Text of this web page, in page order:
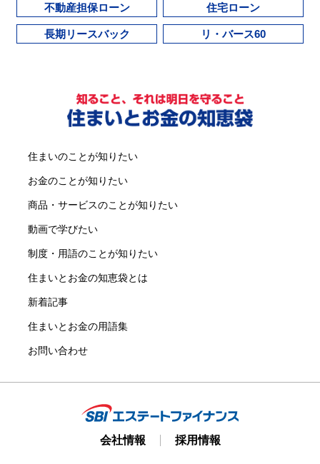
不動産担保ローン 住宅ローン
長期リースバック リ・バース60
住まいのことが知りたい
お金のことが知りたい
商品・サービスのことが知りたい
動画で学びたい
制度・用語のことが知りたい
住まいとお金の知恵袋とは
新着記事
住まいとお金の用語集
お問い合わせ
会社情報 採用情報